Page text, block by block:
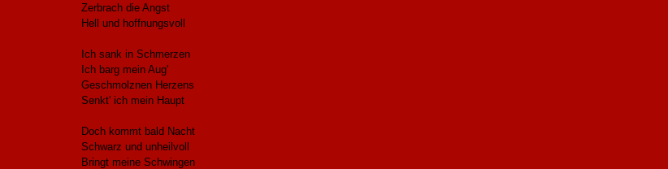
Zerbrach die Angst
Hell und hoffnungsvoll
Ich sank in Schmerzen
Ich barg mein Aug'
Geschmolznen Herzens
Senkt' ich mein Haupt
Doch kommt bald Nacht
Schwarz und unheilvoll
Bringt meine Schwingen